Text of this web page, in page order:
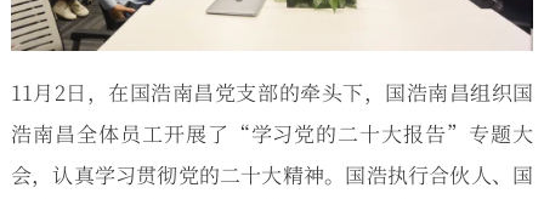
11月2日，在国浩南昌党支部的牵头下，国浩南昌组织国
浩南昌全体员工开展了“学习党的二十大报告”专题大
会，认真学习贯彻党的二十大精神。国浩执行合伙人、国